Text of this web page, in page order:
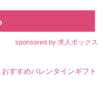
sponsored by 求人ボックス
すすめバレンタインギフト